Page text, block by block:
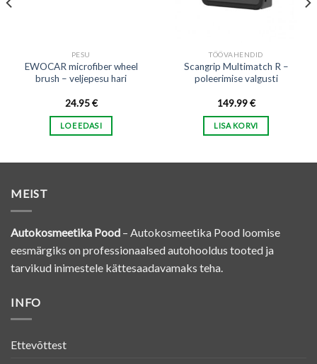
PESU
EWOCAR microfiber wheel
brush – veljepesu hari
24.95€
LOE EDASI
TÖÖVAHENDID
Scangrip Multimatch R –
poleerimise valgusti
149.99€
LISA KORVI
MEIST
Autokosmeetika Pood – Autokosmeetika Pood loomise
eesmärgiks on professionaalsed autohooldus tooted ja
tarvikud inimestele kättesaadavamaks teha.
INFO
Ettevõttest